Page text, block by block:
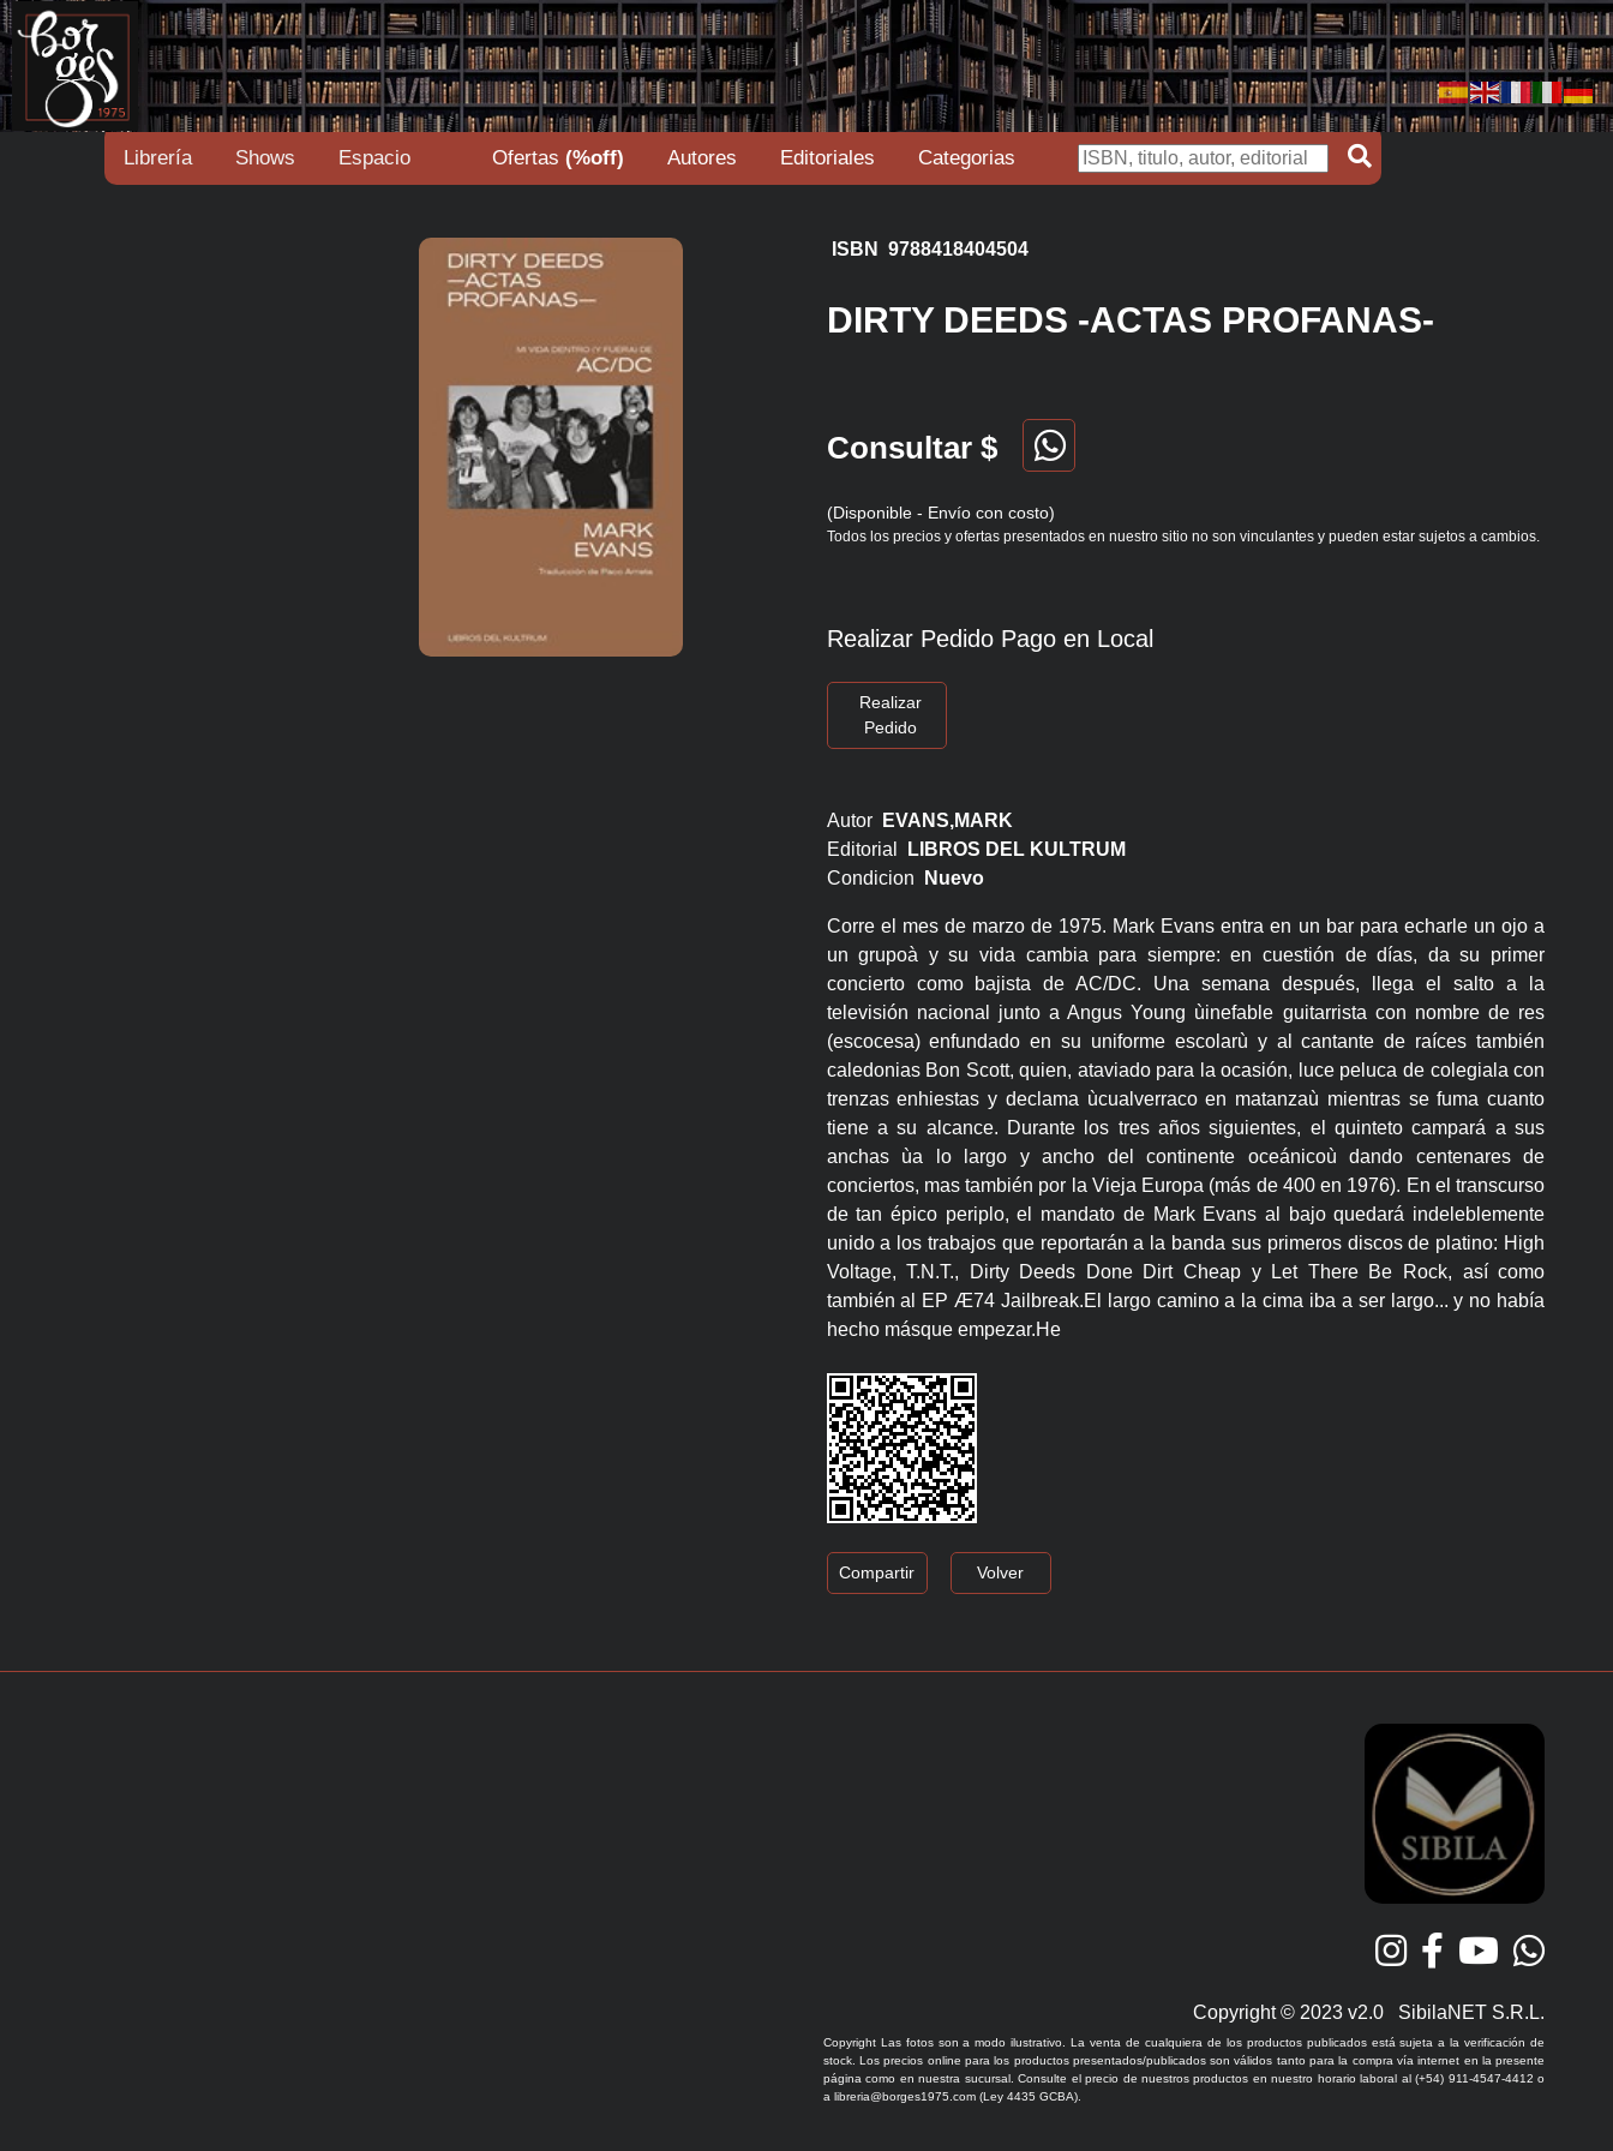
Librería Shows Espacio Ofertas (%off) Autores Editoriales Categorias
ISBN 9788418404504
DIRTY DEEDS -ACTAS PROFANAS-
Consultar $
(Disponible - Envío con costo)
Todos los precios y ofertas presentados en nuestro sitio no son vinculantes y pueden estar sujetos a cambios.
Realizar Pedido Pago en Local
Realizar
Pedido
Autor
EVANS,MARK
Editorial
LIBROS DEL KULTRUM
Condicion
Nuevo
Corre el mes de marzo de 1975. Mark Evans entra en un bar para echarle un ojo a
un grupoà y su vida cambia para siempre: en cuestión de días, da su primer
concierto como bajista de AC/DC. Una semana después, llega el salto a la
televisión nacional junto a Angus Young ùinefable guitarrista con nombre de res
(escocesa) enfundado en su uniforme escolarù y al cantante de raíces también
caledonias Bon Scott, quien, ataviado para la ocasión, luce peluca de colegiala con
trenzas enhiestas y declama ùcualverraco en matanzaù mientras se fuma cuanto
tiene a su alcance. Durante los tres años siguientes, el quinteto campará a sus
anchas ùa lo largo y ancho del continente oceánicoù dando centenares de
conciertos, mas también por la Vieja Europa (más de 400 en 1976). En el transcurso
de tan épico periplo, el mandato de Mark Evans al bajo quedará indeleblemente
unido a los trabajos que reportarán a la banda sus primeros discos de platino: High
Voltage, T.N.T., Dirty Deeds Done Dirt Cheap y Let There Be Rock, así como
también al EP Æ74 Jailbreak.El largo camino a la cima iba a ser largo... y no había
hecho másque empezar.He
Compartir Volver
Copyright © 2023 v2.0 SibilaNET S.R.L.
Copyright Las fotos son a modo ilustrativo. La venta de cualquiera de los productos publicados está sujeta a la verificación de
stock. Los precios online para los productos presentados/publicados son válidos tanto para la compra vía internet en la presente
página como en nuestra sucursal. Consulte el precio de nuestros productos en nuestro horario laboral al (+54) 911-4547-4412 o
a libreria@borges1975.com (Ley 4435 GCBA).